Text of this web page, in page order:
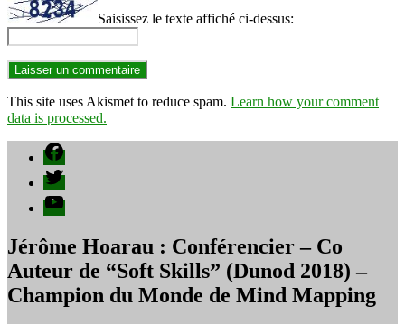
Saisissez le texte affiché ci-dessus:
This site uses Akismet to reduce spam. Learn how your comment
data is processed.
Facebook
Twitter
YouTube
Jérôme Hoarau : Conférencier – Co
Auteur de “Soft Skills” (Dunod 2018) –
Champion du Monde de Mind Mapping